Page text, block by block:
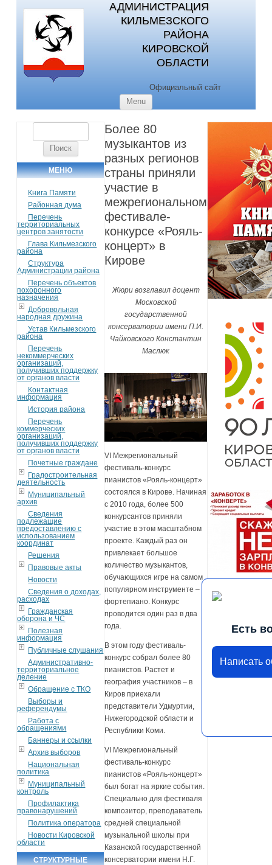
АДМИНИСТРАЦИЯ
КИЛЬМЕЗСКОГО
РАЙОНА
КИРОВСКОЙ
ОБЛАСТИ
Официальный сайт
Menu
МЕНЮ
Книга Памяти
Районная дума
Перечень
территориальных
центров занятости
Глава Кильмезского
района
Структура
Администрации района
Перечень объектов
похоронного
назначения
Добровольная
народная дружина
Устав Кильмезского
района
Перечень
некоммерческих
организаций,
получивших поддержку
от органов власти
Контактная
информация
История района
Перечень
коммерческих
организаций,
получивших поддержку
от органов власти
Почетные граждане
Градостроительная
деятельность
Муниципальный
архив
Сведения
подлежащие
предоставлению с
использованием
координат
Решения
Правовые акты
Новости
Сведения о доходах,
расходах
Гражданская
оборона и ЧС
Полезная
информация
Публичные слушания
Административно-
территориальное
деление
Обращение с ТКО
Выборы и
референдумы
Работа с
обращениями
Баннеры и ссылки
Архив выборов
Национальная
политика
Муниципальный
контроль
Профилактика
правонарушений
Политика оператора
Новости Кировской
области
СТРУКТУРНЫЕ
Более 80
музыкантов из
разных регионов
страны приняли
участие в
межрегиональном
фестивале-
конкурсе «Рояль-
концерт» в
Кирове
Жюри возглавил доцент
Московской
государственной
консерватории имени П.И.
Чайковского Константин
Маслюк
VI Межрегиональный
фестиваль-конкурс
пианистов «Рояль-концерт»
состоялся в Кирове. Начиная
с 2010 года, более 500
конкурсантов приняли
участие в этом масштабном
проекте. Каждый раз он
привлекает большое
количество музыкантов,
обучающихся игре на самом
популярном инструменте –
фортепиано. Конкурс
проводится один раз в два
года.
В этом году фестиваль-
конкурс собрал более 80
пианистов. Растет и
география участников – в
Киров приехали
представители Удмуртии,
Нижегородской области и
Республики Коми.
VI Межрегиональный
фестиваль-конкурс
пианистов «Рояль-концерт»
был богат на яркие события.
Специально для фестиваля
композитор, преподаватель
средней специальной
музыкальной школы при
Казанской государственной
консерватории имени Н.Г.
Есть
Написать